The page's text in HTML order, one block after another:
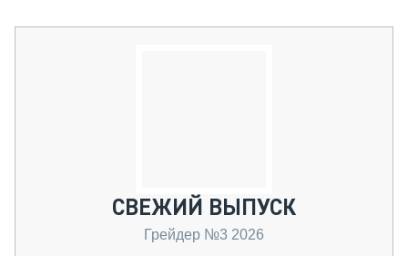
СВЕЖИЙ ВЫПУСК
Грейдер №3 2026